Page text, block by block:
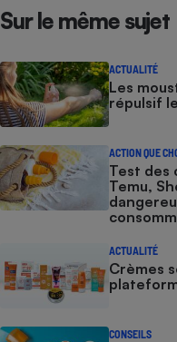
Sur le même sujet
ACTUALITÉ
Les
répulsif
ACTION QUE
Test des
Temu,
ACTUALITÉ
Crèmes
CONSEILS